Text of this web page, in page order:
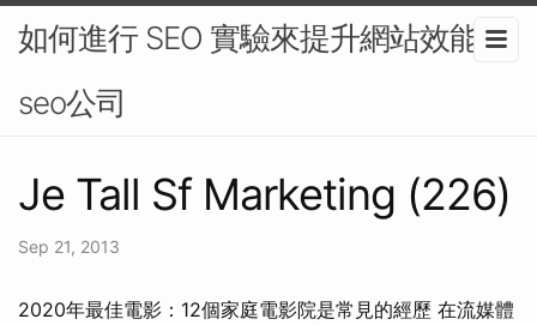
如何進行 SEO 實驗來提升網站效能-
seo公司
Je Tall Sf Marketing (226)
Sep 21, 2013
2020年最佳電影：12個家庭電影院是常見的經歷 在流媒體